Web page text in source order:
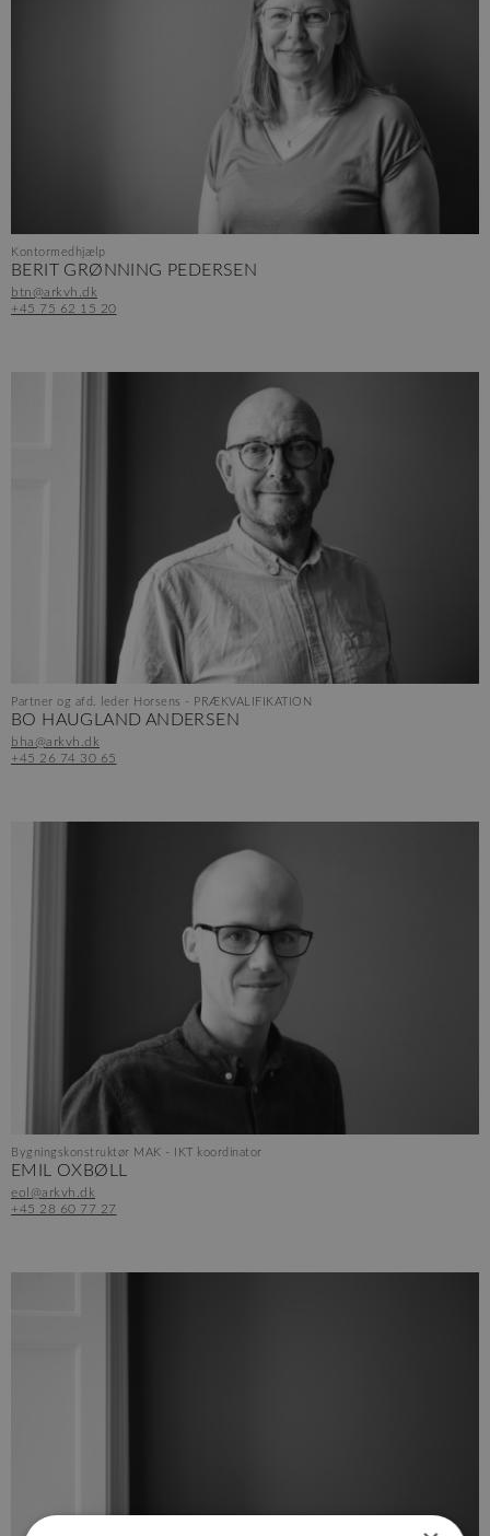
Kontormedhjælp
BERIT GRØNNING PEDERSEN
btn@arkvh.dk
+45 75 62 15 20
Partner og afd. leder Horsens - PRÆKVALIFIKATION
BO HAUGLAND ANDERSEN
bha@arkvh.dk
+45 26 74 30 65
Bygningskonstruktør MAK - IKT koordinator
EMIL OXBØLL
eol@arkvh.dk
+45 28 60 77 27